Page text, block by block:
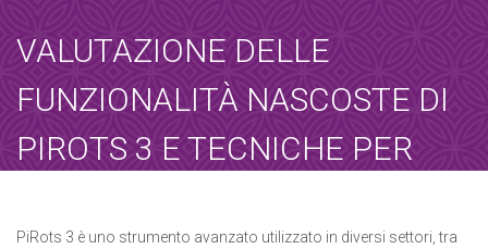
VALUTAZIONE DELLE
FUNZIONALITÀ NASCOSTE DI
PIROTS 3 E TECNICHE PER
Atlas julio 6, 2025
Sin categoría
PiRots 3 è uno strumento avanzato utilizzato in diversi settori, tra